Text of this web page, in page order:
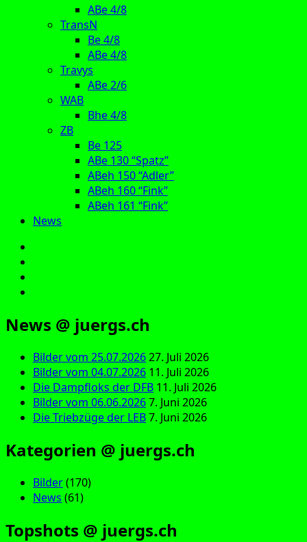
ABe 4/8
TransN
Be 4/8
ABe 4/8
Travys
ABe 2/6
WAB
Bhe 4/8
ZB
Be 125
ABe 130 “Spatz”
ABeh 150 “Adler”
ABeh 160 “Fink”
ABeh 161 “Fink”
News
News @ juergs.ch
Bilder vom 25.07.202627. Juli 2026
Bilder vom 04.07.2026 11. Juli 2026
Die Dampfloks der DFB 11. Juli 2026
Bilder vom 06.06.20267. Juni 2026
Die Triebzüge der LEB7. Juni 2026
Kategorien @ juergs.ch
Bilder(170)
News (61)
Topshots @ juergs.ch